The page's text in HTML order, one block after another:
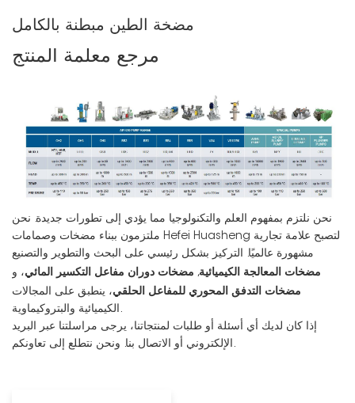
مضخة الطين مبطنة بالكامل
مرجع معلمة المنتج
نحن نلتزم بمفهوم العلم والتكنولوجيا مما يؤدي إلى تطورات جديدة. نحن
ملتزمون ببناء مضخات وصمامات Hefei Huasheng لتصبح علامة تجارية
مشهورة عالميًا. التركيز بشكل رئيسي على البحث والتطوير والتصنيع
مضخات المعالجة الكيميائية, مضخات دوران مفاعل التكسير المائي، و
مضخات التدفق المحوري للمفاعل الحلقي، ينطبق على المجالات
الكيميائية والبتروكيماوية.
إذا كان لديك أي أسئلة أو طلبات لمنتجاتنا، يرجى مراسلتنا عبر البريد
الإلكتروني أو الاتصال بنا. ونحن نتطلع إلى تعاونكم.